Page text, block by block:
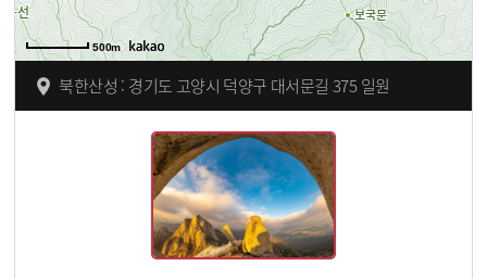
500m
북한산성 : 경기도 고양시 덕양구 대서문길 375 일원